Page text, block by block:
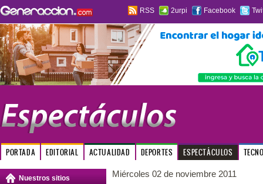
RSS 2urpi Facebook
PORTADA EDITORIAL ACTUALIDAD DEPORTES ESPECTÁCULOS
Nuestros sitios Miércoles 02 de noviembre 2011